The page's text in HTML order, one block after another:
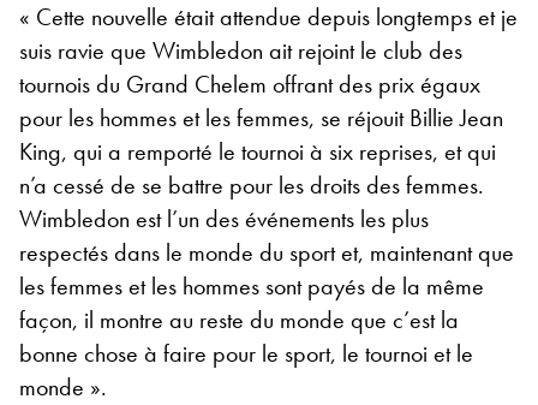
« Cette nouvelle était attendue depuis longtemps et je
suis ravie que Wimbledon ait rejoint le club des
tournois du Grand Chelem offrant des prix égaux
pour les hommes et les femmes, se réjouit Billie Jean
King, qui a remporté le tournoi à six reprises, et qui
n’a cessé de se battre pour les droits des femmes.
Wimbledon est l’un des événements les plus
respectés dans le monde du sport et, maintenant que
les femmes et les hommes sont payés de la même
façon, il montre au reste du monde que c’est la
bonne chose à faire pour le sport, le tournoi et le
monde ».